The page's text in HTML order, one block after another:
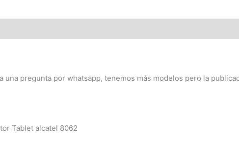
una pregunta por whatsapp, tenemos más modelos pero la
Tablet alcatel 8062